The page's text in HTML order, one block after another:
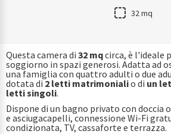
32 mq
Questa camera di 32 mqcirca, è l'ideale
soggiorno in spazi generosi. Adatta ad
una famiglia con quattro adulti o due
dotata di2 letti matrimonialio di un
letti singoli.
Dispone di un bagno privato con doccia
e asciugacapelli, connessione Wi-Fi
condizionata, TV, cassaforte e terrazza.